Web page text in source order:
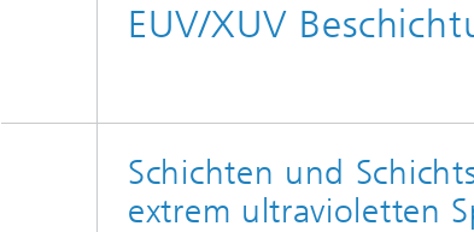
EUV/XUV
Schichten und
extrem ultravioletten